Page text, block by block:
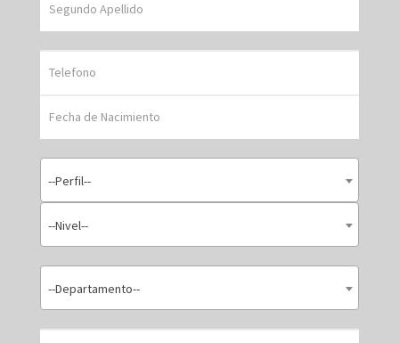
--Perfil--
--Nivel--
--Departamento--